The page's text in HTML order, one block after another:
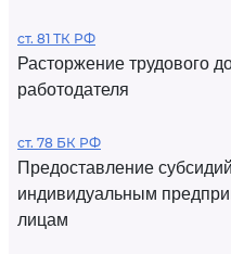
ст. 81 ТК РФ
Расторжение трудового
работодателя
ст. 78 БК РФ
Предоставление
индивидуальным
лицам